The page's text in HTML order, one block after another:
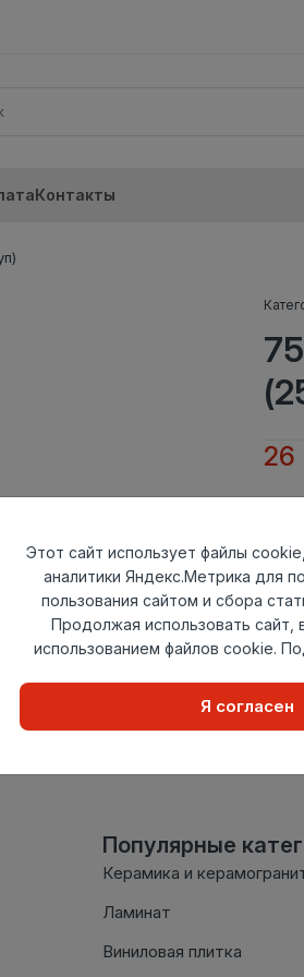
Контакты
26
Популярные
Керамика и
Ламинат
Виниловая плитка
Этот сайт использует файлы
аналитики Яндекс.Метрика для
пользования сайтом и сбора
Продолжая использовать сайт,
использованием файлов cookie.
Я согласен